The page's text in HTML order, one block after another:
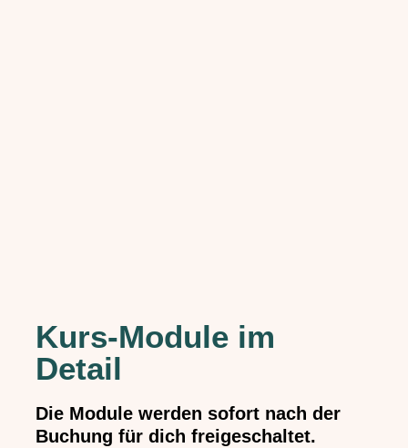
Kurs-Module im
Detail​
Die Module werden sofort nach der
Buchung für dich freigeschaltet.